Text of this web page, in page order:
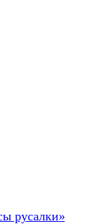
русалки»